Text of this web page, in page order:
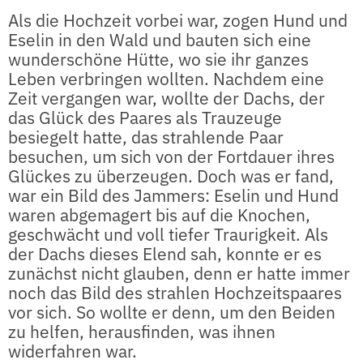
Als die Hochzeit vorbei war, zogen Hund und
Eselin in den Wald und bauten sich eine
wunderschöne Hütte, wo sie ihr ganzes
Leben verbringen wollten. Nachdem eine
Zeit vergangen war, wollte der Dachs, der
das Glück des Paares als Trauzeuge
besiegelt hatte, das strahlende Paar
besuchen, um sich von der Fortdauer ihres
Glückes zu überzeugen. Doch was er fand,
war ein Bild des Jammers: Eselin und Hund
waren abgemagert bis auf die Knochen,
geschwächt und voll tiefer Traurigkeit. Als
der Dachs dieses Elend sah, konnte er es
zunächst nicht glauben, denn er hatte immer
noch das Bild des strahlen Hochzeitspaares
vor sich. So wollte er denn, um den Beiden
zu helfen, herausfinden, was ihnen
widerfahren war.